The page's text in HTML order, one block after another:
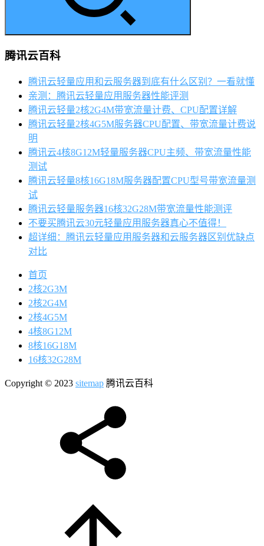
腾讯云百科
腾讯云轻量应用和云服务器到底有什么区别？一看就懂
亲测：腾讯云轻量应用服务器性能评测
腾讯云轻量2核2G4M带宽流量计费、CPU配置详解
腾讯云轻量2核4G5M服务器CPU配置、带宽流量计费说
明
腾讯云4核8G12M轻量服务器CPU主频、带宽流量性能
测试
腾讯云轻量8核16G18M服务器配置CPU型号带宽流量测
试
腾讯云轻量服务器16核32G28M带宽流量性能测评
不要买腾讯云30元轻量应用服务器真心不值得！
超详细：腾讯云轻量应用服务器和云服务器区别优缺点
对比
首页
2核2G3M
2核2G4M
2核4G5M
4核8G12M
8核16G18M
16核32G28M
Copyright © 2023 sitemap 腾讯云百科